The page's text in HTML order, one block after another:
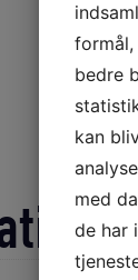
formål,
bedre
kan
med
de har